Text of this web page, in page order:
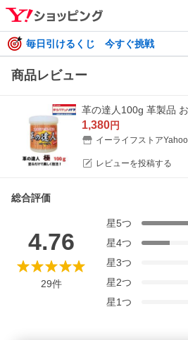
毎日引けるくじ 今すぐ挑戦
商品レビュー
1,380円
イーライフストア
レビューを投稿する
総合評価
4.76
29件
星5つ
星4つ
星3つ
星2つ
星1つ